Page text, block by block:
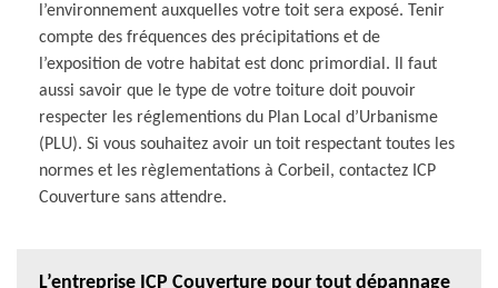
l’environnement auxquelles votre toit sera exposé. Tenir
compte des fréquences des précipitations et de
l’exposition de votre habitat est donc primordial. Il faut
aussi savoir que le type de votre toiture doit pouvoir
respecter les réglementions du Plan Local d’Urbanisme
(PLU). Si vous souhaitez avoir un toit respectant toutes les
normes et les règlementations à Corbeil, contactez ICP
Couverture sans attendre.
L’entreprise ICP Couverture pour tout dépannage